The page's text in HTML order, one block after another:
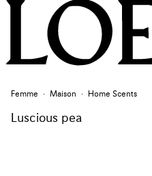
Femme Maison Home Scents
Luscious pea